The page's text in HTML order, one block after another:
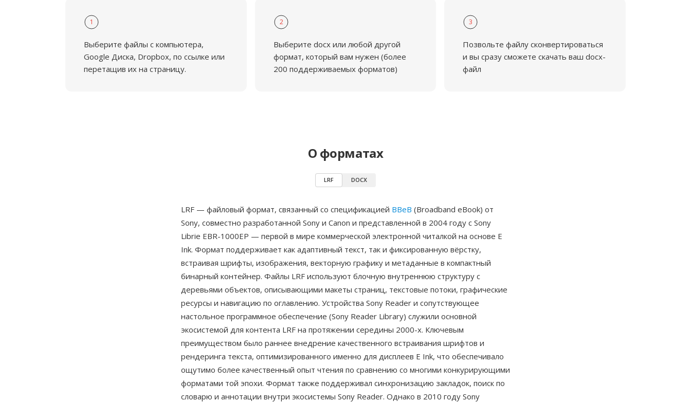
1
Выберите файлы с компьютера,
Google Диска, Dropbox, по ссылке или
перетащив их на страницу.
2
Выберите docx или любой другой
формат, который вам нужен (более
200 поддерживаемых форматов)
3
Позвольте файлу сконвертироваться
и вы сразу сможете скачать ваш docx-
файл
О форматах
LRF DOCX
LRF — файловый формат, связанный со спецификацией BBeB (Broadband eBook) от
Sony, совместно разработанной Sony и Canon и представленной в 2004 году с Sony
Librie EBR-1000EP — первой в мире коммерческой электронной читалкой на основе E
Ink. Формат поддерживает как адаптивный текст, так и фиксированную вёрстку,
встраивая шрифты, изображения, векторную графику и метаданные в компактный
бинарный контейнер. Файлы LRF используют блочную внутреннюю структуру с
деревьями объектов, описывающими макеты страниц, текстовые потоки, графические
ресурсы и навигацию по оглавлению. Устройства Sony Reader и сопутствующее
настольное программное обеспечение (Sony Reader Library) служили основной
экосистемой для контента LRF на протяжении середины 2000-х. Ключевым
преимуществом было раннее внедрение качественного встраивания шрифтов и
рендеринга текста, оптимизированного именно для дисплеев E Ink, что обеспечивало
ощутимо более качественный опыт чтения по сравнению со многими конкурирующими
форматами той эпохи. Формат также поддерживал синхронизацию закладок, поиск по
словарю и аннотации внутри экосистемы Sony Reader. Однако в 2010 году Sony